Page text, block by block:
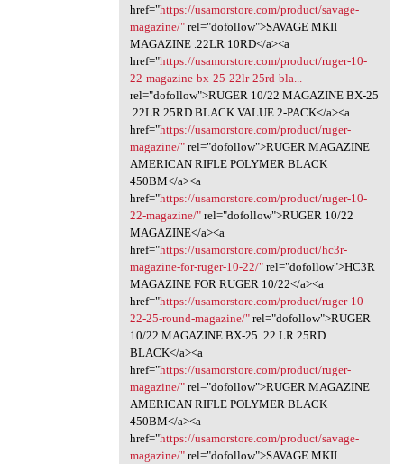
href="https://usamorstore.com/product/savage-
magazine/"rel="dofollow">SAVAGE MKII
MAGAZINE .22LR 10RD</a><a
href="https://usamorstore.com/product/ruger-10-
22-magazine-bx-25-22lr-25rd-bla...
rel="dofollow">RUGER 10/22 MAGAZINE BX-25
.22LR 25RD BLACK VALUE 2-PACK</a><a
href="https://usamorstore.com/product/ruger-
magazine/"rel="dofollow">RUGER MAGAZINE
AMERICAN RIFLE POLYMER BLACK
450BM</a><a
href="https://usamorstore.com/product/ruger-10-
22-magazine/"rel="dofollow">RUGER 10/22
MAGAZINE</a><a
href="https://usamorstore.com/product/hc3r-
magazine-for-ruger-10-22/"rel="dofollow">HC3R
MAGAZINE FOR RUGER 10/22</a><a
href="https://usamorstore.com/product/ruger-10-
22-25-round-magazine/"rel="dofollow">RUGER
10/22 MAGAZINE BX-25 .22 LR 25RD
BLACK</a><a
href="https://usamorstore.com/product/ruger-
magazine/"rel="dofollow">RUGER MAGAZINE
AMERICAN RIFLE POLYMER BLACK
450BM</a><a
href="https://usamorstore.com/product/savage-
magazine/"rel="dofollow">SAVAGE MKII